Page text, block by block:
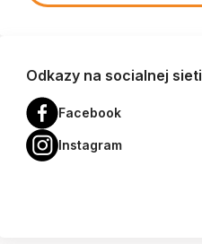
Odkazy na socialnej sieti
Facebook
Instagram